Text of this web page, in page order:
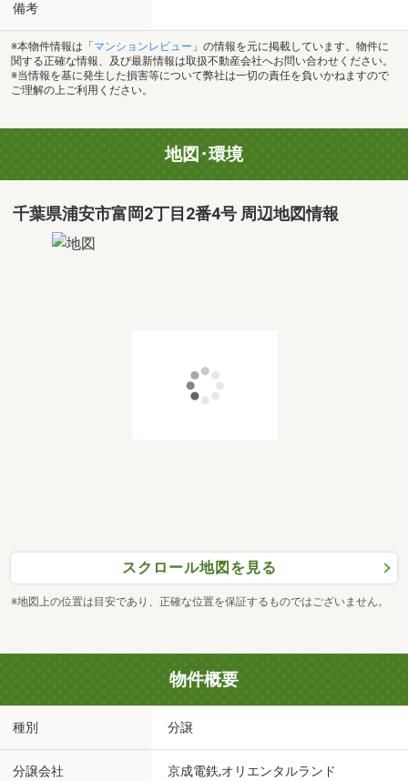
備考
※本物件情報は「 マンションレビュー 」の情報を元に掲載しています。物件に
関する正確な情報、及び最新情報は取扱不動産会社へお問い合わせください。
※当情報を基に発生した損害等について弊社は一切の責任を負いかねますので
ご理解の上ご利用ください。
地図･環境
千葉県浦安市富岡2丁目2番4号 周辺地図情報
スクロール地図を見る
※地図上の位置は目安であり、正確な位置を保証するものではございません。
物件概要
種別 分譲
分譲会社 京成電鉄,オリエンタルランド